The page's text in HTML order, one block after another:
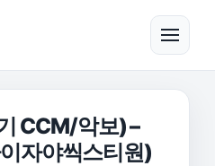
메뉴
CCM/악보) –
자야씩스티원)